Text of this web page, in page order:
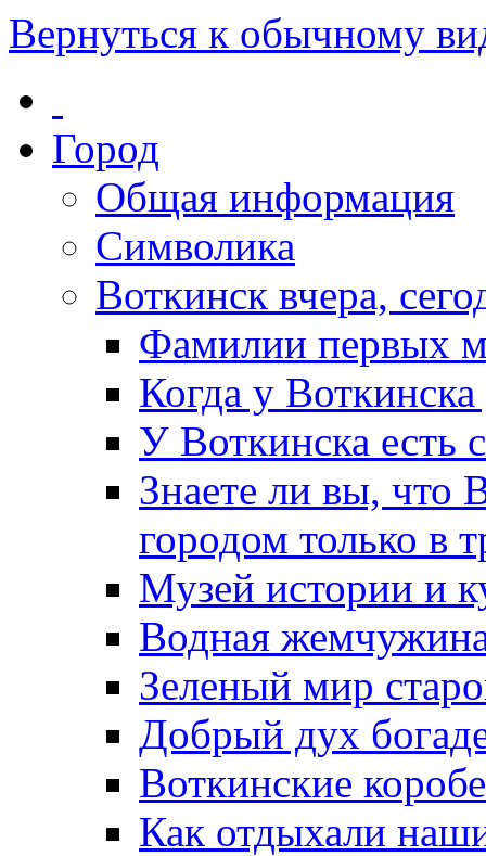
Вернуться к обычному
Город
Общая информация
Символика
Воткинск вчера,
Фамилии первых
Когда у
У Воткинска есть
Знаете ли вы, что
городом только в
Музей истории и
Водная
Зеленый мир
Добрый дух
Воткинские
Как отдыхали